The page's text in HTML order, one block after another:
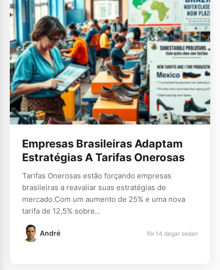
Empresas Brasileiras Adaptam
Estratégias A Tarifas Onerosas
Tarifas Onerosas estão forçando empresas
brasileiras a reavaliar suas estratégias de
mercado.Com um aumento de 25% e uma nova
tarifa de 12,5% sobre...
André för 14 dagar sedan